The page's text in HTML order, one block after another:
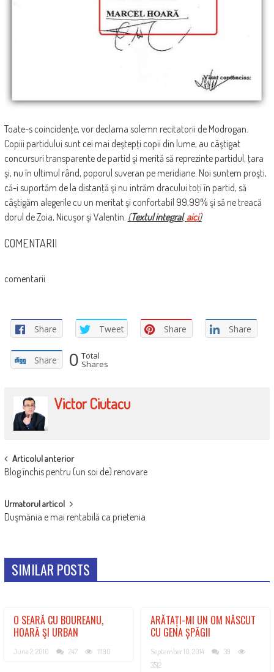
Toate-s coincidenţe, vor declama solemn recitatorii de Modrogan.
Copiii partidului sunt cei mai deştepţi copii din lume, au câştigat
concursuri transparente de partid şi merită să reprezinte partidul, ţara
şi, nu în ultimul rând, poporul suveran pe meridiane. Noi suntem proşti,
că-i suportăm de la distanţă şi nu intrăm dracului toţi în partid, să
câştigăm alegerile cu un meritat şi confortabil 99,99% şi să ne treacă
dorul de Zoia, Nicuşor şi Valentin. (Textul integral, aici)
COMENTARII
comentarii
Share Tweet Share Share
Share 0 Total
Shares
Victor Ciutacu
POST
NAVIGATION
Articolul anterior
Blog închis pentru (un soi de) renovare
Urmatorul articol
Duşmănia e mai rentabilă ca prietenia
SIMILAR POSTS
O SEARĂ CU BOUREANU,
HOARĂ ŞI URBAN
June 2, 2010 247 11190
ARĂTAȚI-MI UN OM NĂSCUT
CU GENA ȘPĂGII
September 10, 2014
39
3512